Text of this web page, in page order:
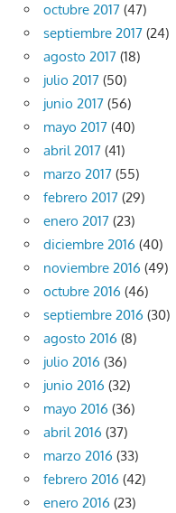
octubre 2017 (47)
septiembre 2017 (24)
agosto 2017 (18)
julio 2017 (50)
junio 2017 (56)
mayo 2017 (40)
abril 2017 (41)
marzo 2017 (55)
febrero 2017 (29)
enero 2017 (23)
diciembre 2016 (40)
noviembre 2016 (49)
octubre 2016 (46)
septiembre 2016 (30)
agosto 2016 (8)
julio 2016 (36)
junio 2016 (32)
mayo 2016 (36)
abril 2016 (37)
marzo 2016 (33)
febrero 2016 (42)
enero 2016 (23)